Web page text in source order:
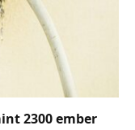
2300 ember